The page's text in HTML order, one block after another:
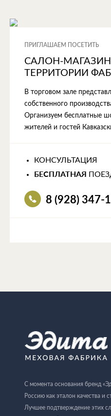
ПРИГЛАШАЕМ ПОСЕТИТЬ
САЛОН-
ТЕРРИТОРИИ
В торговом зале
собственного
Организуем бесплатные
жителей и гостей
КОНСУЛЬТАЦИЯ
БЕСПЛАТНАЯ
8 (928) 347-
С момента основания бренд
Россию как эталон качества и
Лучшее подтверждение этих